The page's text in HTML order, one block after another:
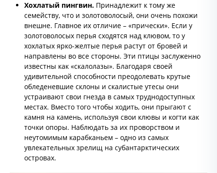
Хохлатый пингвин. Принадлежит к тому же
семейству, что и золотоволосый, они очень похожи
внешне. Главное их отличие – «прически». Если у
золотоволосых перья сходятся над клювом, то у
хохлатых ярко-желтые перья растут от бровей и
направлены во все стороны. Эти птицы заслуженно
известны как «скалолазы». Благодаря своей
удивительной способности преодолевать крутые
обледеневшие склоны и скалистые утесы они
устраивают свои гнезда в самых труднодоступных
местах. Вместо того чтобы ходить, они прыгают с
камня на камень, используя свои клювы и когти как
точки опоры. Наблюдать за их проворством и
неутомимым карабканьем – одно из самых
увлекательных зрелищ на субантарктических
островах.